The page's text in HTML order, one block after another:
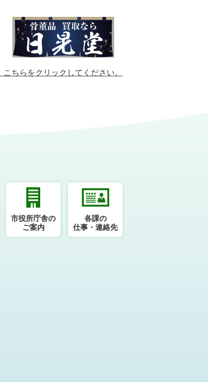
こちらをクリックしてください。
市役所庁舎の
ご案内
各課の
仕事・連絡先